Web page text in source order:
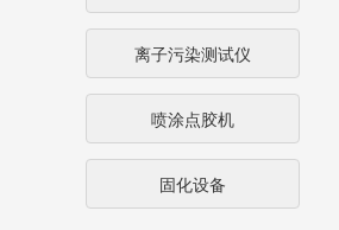
离子污染测试仪
喷涂点胶机
固化设备